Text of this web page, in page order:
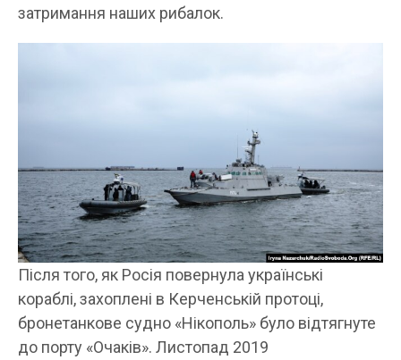
затримання наших рибалок.
Після того, як Росія повернула українські
кораблі, захоплені в Керченській протоці,
бронетанкове судно «Нікополь» було відтягнуте
до порту «Очаків». Листопад 2019